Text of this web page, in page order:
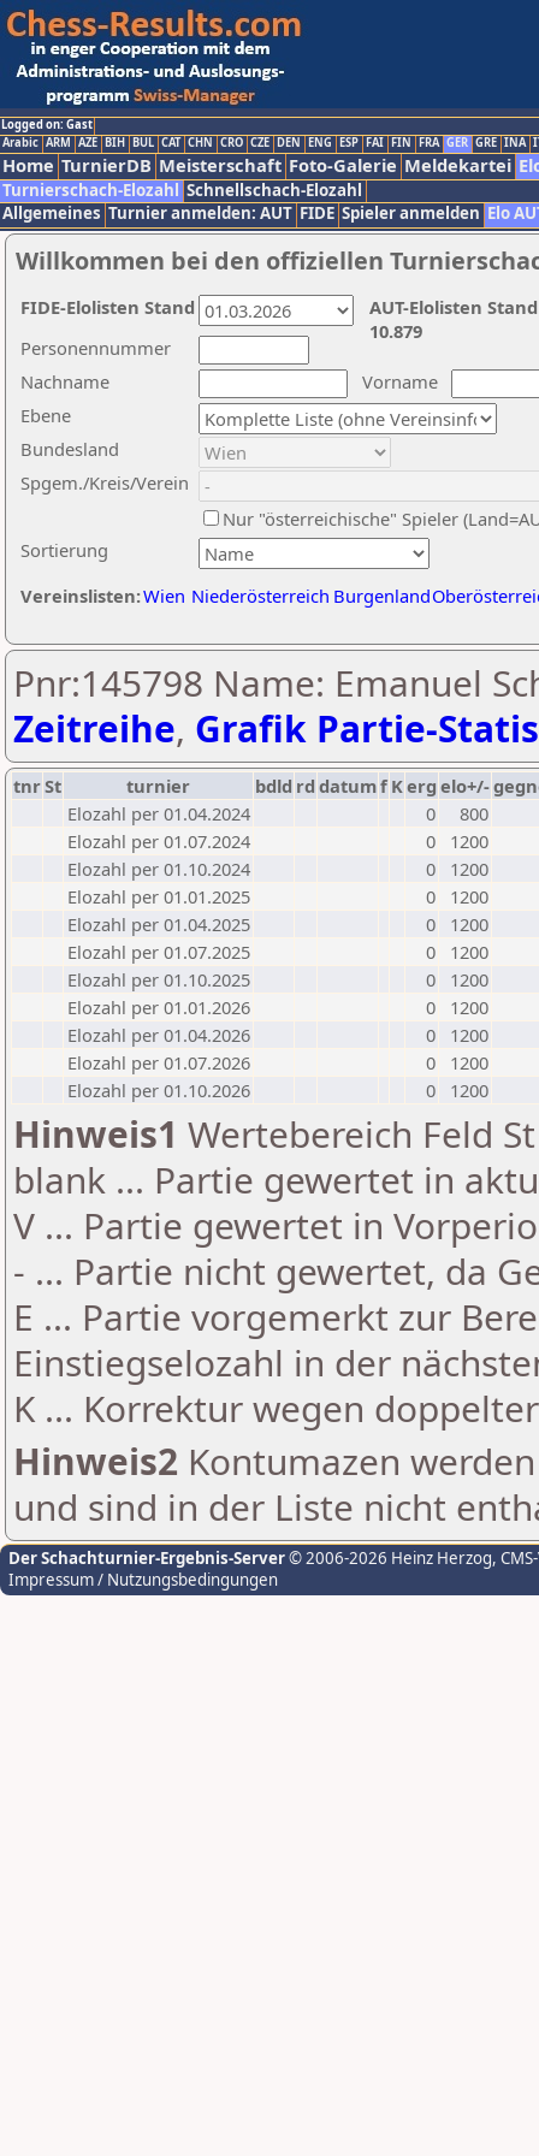
Logged on: Gast
Arabic ARM AZE BIH BUL CAT CHN CRO CZE DEN ENG ESP FAI FIN FRA GER GRE INA
Home TurnierDB Meisterschaft Foto-Galerie Meldekartei
Turnierschach-Elozahl Schnellschach-Elozahl
Allgemeines Turnier anmelden: AUT FIDE Spieler anmelden Elo
Willkommen bei den offiziellen
Nachname
Vorname
Ebene
Sortierung
Personennummer
Bundesland
Spgem./Kreis/Verein
Nur "österreichische" Spieler
Vereinslisten:Wien Niederösterreich Burgenland
AUT-Elolisten
10.879
FIDE-Elolisten Stand
Pnr:145798 Name: Emanuel
Zeitreihe, Grafik Partie-
tnrSt turnier bdld rd datumf Kerg elo+/-
Elozahl per 01.04.2024
0
800
Elozahl per 01.07.2024
0
1200
Elozahl per 01.10.2024
0
1200
Elozahl per 01.01.2025
0
1200
Elozahl per 01.04.2025
0
1200
Elozahl per 01.07.2025
0
1200
Elozahl per 01.10.2025
0
1200
Elozahl per 01.01.2026
0
1200
Elozahl per 01.04.2026
0
1200
Elozahl per 01.07.2026
0
1200
Elozahl per 01.10.2026
0 1200
Hinweis1 Wertebereich Feld
blank ... Partie gewertet in
V ... Partie gewertet in
- ... Partie nicht gewertet, da
E ... Partie vorgemerkt zur
Einstiegselozahl in der
K ... Korrektur wegen
Hinweis2 Kontumazen
und sind in der Liste nicht
Der Schachturnier-Ergebnis-Server© 2006-2026 Heinz Herzog,
Impressum / Nutzungsbedingungen